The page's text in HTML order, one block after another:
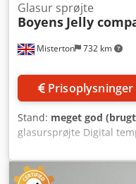
Misterton 732 km
Glasur sprøjte
Boyens Jelly
Prisoplysninger
Stand: meget god
glasursprøjte Digital
justerbart sprøjtetryk,
sprøjtepistoler, 3,5 kW,
Iyrepsck